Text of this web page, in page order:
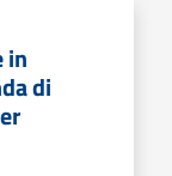
in
di